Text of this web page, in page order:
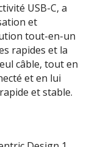
USB-C, a
et
tout-en-un
rapides et la
câble, tout en
et en lui
et stable.